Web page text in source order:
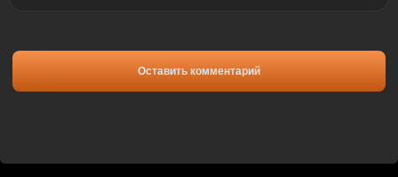
Оставить комментарий